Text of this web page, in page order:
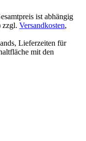
ist abhängig
zzgl. Versandkosten,
Lieferzeiten für
mit den